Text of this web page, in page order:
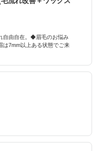
自由自在。◆眉毛のお悩み
7mm以上ある状態でご来